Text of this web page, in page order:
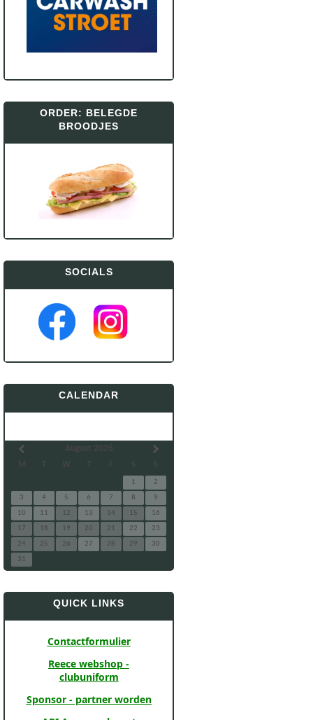
ORDER: BELEGDE
BROODJES
SOCIALS
CALENDAR
August 2026
M
T W T F S S
1
2
3
4 5 6 7 8
9
10
11 12 13 14 15
16
17
18 19 20 21 22
23
24
25 26 27 28 29
30
31
QUICK LINKS
Contactformulier
Reece webshop -
clubuniform
Sponsor - partner worden